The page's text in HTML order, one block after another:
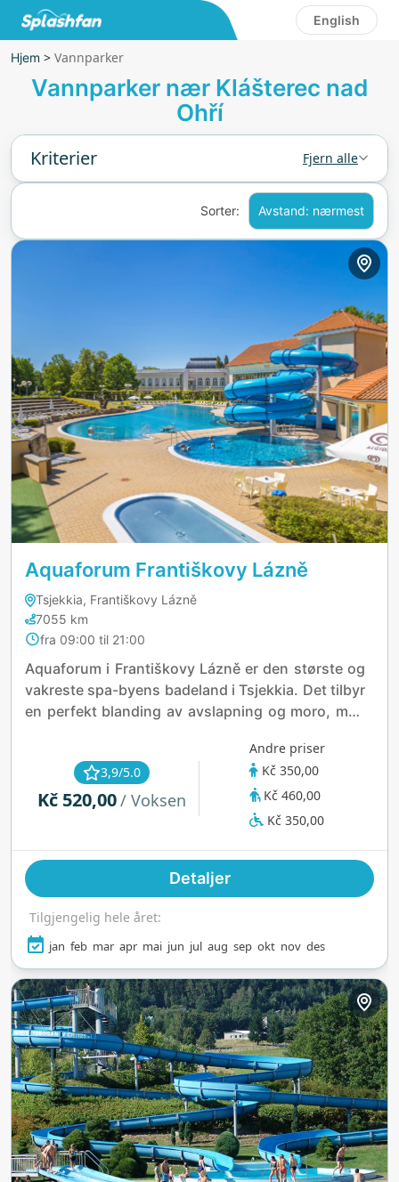
English
Hjem > Vannparker
Vannparker nær Klášterec nad
Ohří
Kriterier Fjern alle
Sorter: Avstand: nærmest
Aquaforum Františkovy Lázně
Tsjekkia, Františkovy Lázně
7055 km
fra 09:00 til 21:00
Aquaforum i Františkovy Lázně er den største og
vakreste spa-byens badeland i Tsjekkia. Det tilbyr
en perfekt blanding av avslapning og moro, med
vannsklier, finsk badstue og en vannhule. Familier
og velværeentusiaster kan nyte alt fra et 25-
meters svømmebasseng og barneområder til en
82-meters kjelke. Badelandet er åpent daglig og
gir hotellgjester ubegrenset tilgang gjennom hele
oppholdet.
3,9/5.0
Kč 520,00/ Voksen
Andre priser
Kč 350,00
Kč 460,00
Kč 350,00
Detaljer
Tilgjengelig hele året:
jan feb mar apr mai jun jul aug sep okt nov des